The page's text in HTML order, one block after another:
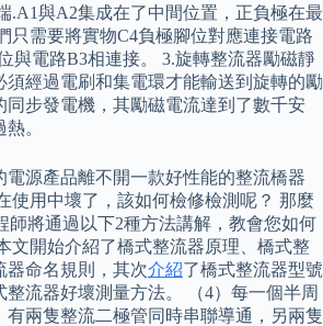
.A1與A2集成在了中間位置，正負極在最
只需要將實物C4負極腳位對應連接電路
與電路B3相連接。 3.旋轉整流器勵磁靜
須經過電刷和集電環才能輸送到旋轉的勵
同步發電機，其勵磁電流達到了數千安
。
電源產品離不開一款好性能的整流橋器
使用中壞了，該如何檢修檢測呢？ 那麼
師將通過以下2種方法講解，教會您如何
文開始介紹了橋式整流器原理、橋式整
器命名規則，其次介紹了橋式整流器型號
流器好壞測量方法。 （4）每一個半周
有兩隻整流二極管同時串聯導通，另兩隻